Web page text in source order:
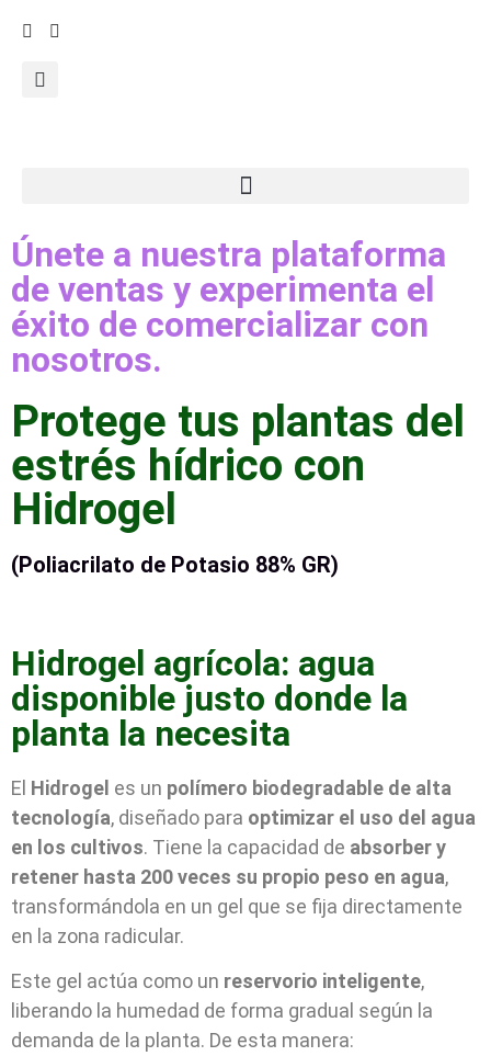
Únete a nuestra plataforma
de ventas y experimenta el
éxito de comercializar con
nosotros.
Protege tus plantas del
estrés hídrico con
Hidrogel
(Poliacrilato de Potasio 88% GR)
Hidrogel agrícola: agua
disponible justo donde la
planta la necesita
El Hidrogel es un polímero biodegradable de alta
tecnología, diseñado para optimizar el uso del agua
en los cultivos. Tiene la capacidad de absorber y
retener hasta 200 veces su propio peso en agua,
transformándola en un gel que se fija directamente
en la zona radicular.
Este gel actúa como un reservorio inteligente,
liberando la humedad de forma gradual según la
demanda de la planta. De esta manera: